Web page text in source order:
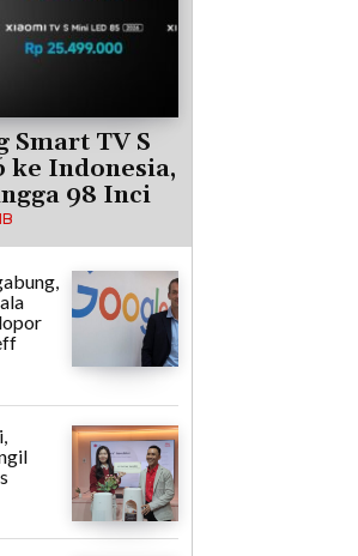
Smart TV S
ke Indonesia,
98 Inci